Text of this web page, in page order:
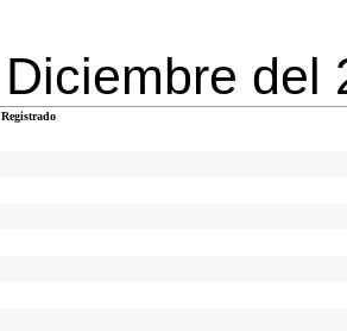
Diciembre del
Registrado